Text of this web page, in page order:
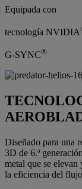
Equipada con
tecnología NVIDIA
G-SYNC®
Diseñado para una
3D de 6.ª
metal que se elevan
la eficiencia del